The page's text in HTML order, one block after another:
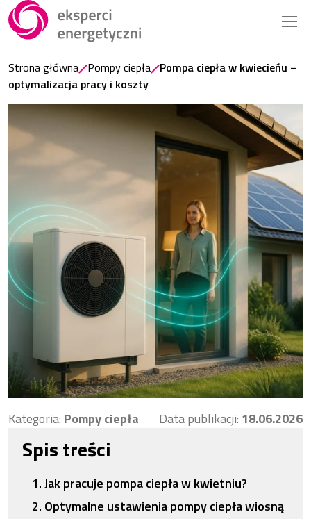
Strona główna Pompy ciepła Pompa ciepła w kwiecieńu –
optymalizacja pracy i koszty
Kategoria: Pompy ciepła Data publikacji: 18.06.2026
Spis treści
Jak pracuje pompa ciepła w kwietniu?
Optymalne ustawienia pompy ciepła wiosną